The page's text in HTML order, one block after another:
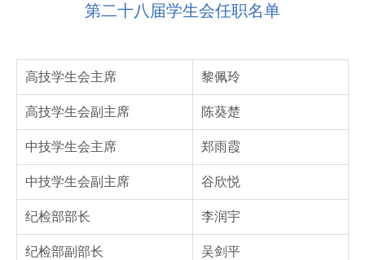
第二十八届学生会任职名单
高技学生会主席 黎佩玲
高技学生会副主席 陈葵楚
中技学生会主席 郑雨霞
中技学生会副主席 谷欣悦
纪检部部长 李润宇
纪检部副部长 吴剑平